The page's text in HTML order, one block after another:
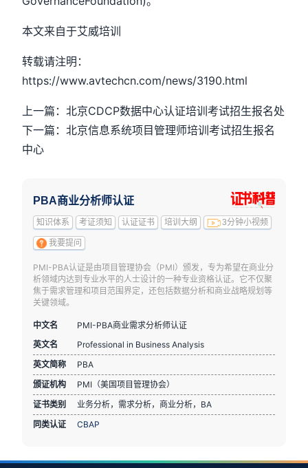
本文来自于艾威培训
转载请注明：
https://www.avtechcn.com/news/3190.html
上一篇：北京CDCP数据中心认证培训考试招生报名处
下一篇：北京信息系统项目管理师培训考试招生报名
中心
PBA商业分析师认证
知识体系 考证须知 认证证书 培训大纲 3分钟小视频
我要提问
PMI-PBA认证是由项目管理协会（PMI）颁发，专为希望在商业分
析领域内达到专业水平的人士设计的一种专业资格认证。它不仅聚
焦于需求管理和项目范围界定，还包括数据分析和商业战略规划等
关键领域。
中文名
PMI-PBA商业需求分析师认证
英文名
Professional in Business Analysis
英文简称
PBA
颁证机构
PMI（美国项目管理协会）
证书类别
业务分析，需求分析，商业分析，BA
同类认证
CBAP